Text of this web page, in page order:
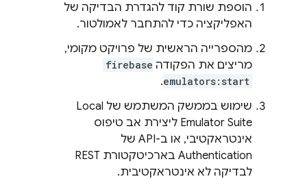
הוספת שורת קוד להגדרת הבדיקה של
האפליקציה כדי להתחבר לאמולטור.
מהספרייה הראשית של פרויקט מקומי,
מריצים את הפקודה firebase
emulators:start
.
שימוש בממשק המשתמש של Local
Emulator Suite ליצירת אב טיפוס
אינטראקטיבי, או ב-API של
Authentication
בארכיטקטורת REST
לבדיקה לא אינטראקטיבית.